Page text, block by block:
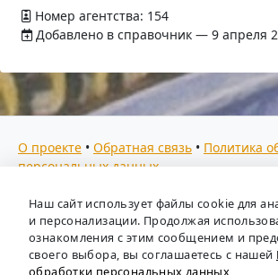
Номер агентства: 154
Добавлено в справочник — 9 апреля
О проекте • Обратная связь • Политика
персональных данных
Мы собираем отзывы, составляем
предоставляем всю информацию о
России. Также анализируем ключевые
труда: отслеживаем динамику зарплат,
Наш сайт использует файлы cookie для
и персонализации. Продолжая
ознакомления с этим сообщением и
своего выбора, вы соглашаетесь с нашей